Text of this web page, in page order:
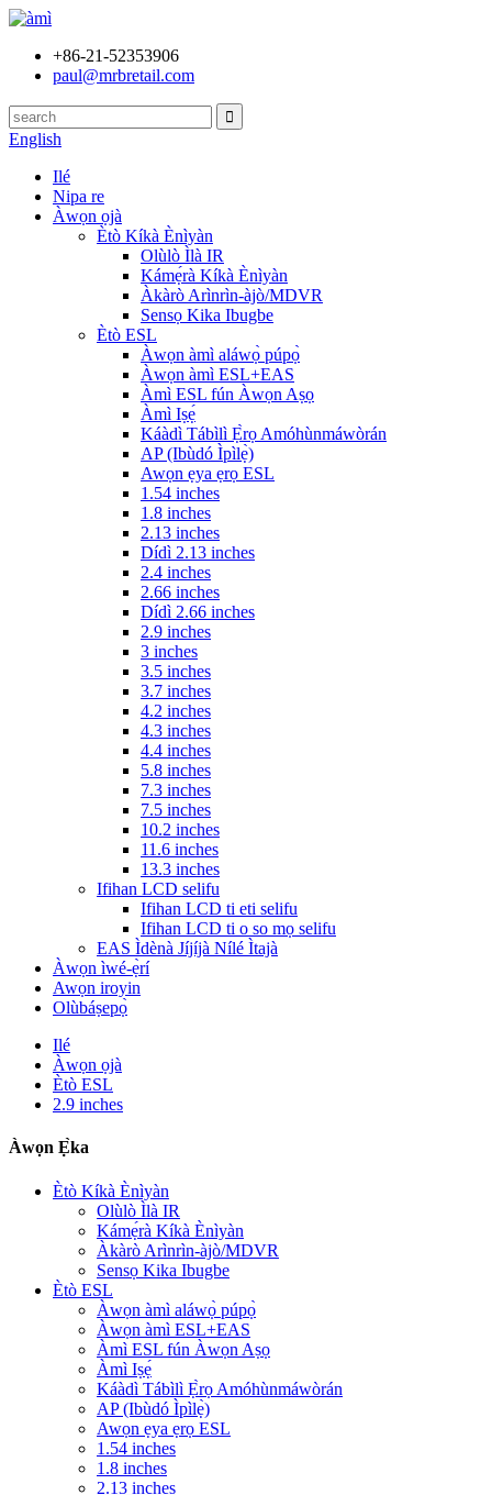
+86-21-52353906
paul@mrbretail.com
English
Ilé
Nipa re
Àwọn ọjà
Ètò Kíkà Ènìyàn
Olùlò Ìlà IR
Kámẹ́rà Kíkà Ènìyàn
Àkàrò Arìnrìn-àjò/MDVR
Sensọ Kika Ibugbe
Ètò ESL
Àwọn àmì aláwọ̀ púpọ̀
Àwọn àmì ESL+EAS
Àmì ESL fún Àwọn Aṣọ
Àmì Iṣẹ́
Káàdì Tábìlì Ẹ̀rọ Amóhùnmáwòrán
AP (Ibùdó Ìpìlẹ̀)
Awọn ẹya ẹrọ ESL
1.54 inches
1.8 inches
2.13 inches
Dídì 2.13 inches
2.4 inches
2.66 inches
Dídì 2.66 inches
2.9 inches
3 inches
3.5 inches
3.7 inches
4.2 inches
4.3 inches
4.4 inches
5.8 inches
7.3 inches
7.5 inches
10.2 inches
11.6 inches
13.3 inches
Ifihan LCD selifu
Ifihan LCD ti eti selifu
Ifihan LCD ti o so mọ selifu
EAS Ìdènà Jíjíjà Nílé Ìtajà
Àwọn ìwé-ẹ̀rí
Awọn iroyin
Olùbáṣepọ̀
Ilé
Àwọn ọjà
Ètò ESL
2.9 inches
Àwọn Ẹ̀ka
Ètò Kíkà Ènìyàn
Olùlò Ìlà IR
Kámẹ́rà Kíkà Ènìyàn
Àkàrò Arìnrìn-àjò/MDVR
Sensọ Kika Ibugbe
Ètò ESL
Àwọn àmì aláwọ̀ púpọ̀
Àwọn àmì ESL+EAS
Àmì ESL fún Àwọn Aṣọ
Àmì Iṣẹ́
Káàdì Tábìlì Ẹ̀rọ Amóhùnmáwòrán
AP (Ibùdó Ìpìlẹ̀)
Awọn ẹya ẹrọ ESL
1.54 inches
1.8 inches
2.13 inches